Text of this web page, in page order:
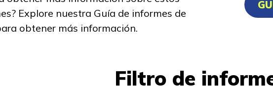
Explore nuestra Guía de informes de
obtener más información.
Filtro de